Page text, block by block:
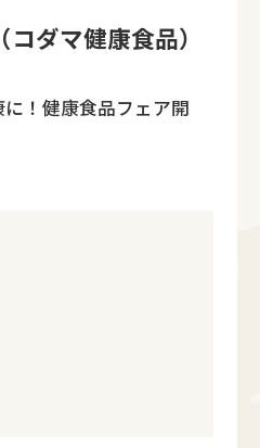
ダマ健康食品）
！健康食品フェア開